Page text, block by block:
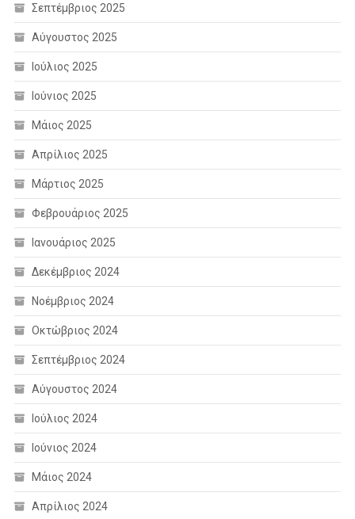
Σεπτέμβριος 2025
Αύγουστος 2025
Ιούλιος 2025
Ιούνιος 2025
Μάιος 2025
Απρίλιος 2025
Μάρτιος 2025
Φεβρουάριος 2025
Ιανουάριος 2025
Δεκέμβριος 2024
Νοέμβριος 2024
Οκτώβριος 2024
Σεπτέμβριος 2024
Αύγουστος 2024
Ιούλιος 2024
Ιούνιος 2024
Μάιος 2024
Απρίλιος 2024